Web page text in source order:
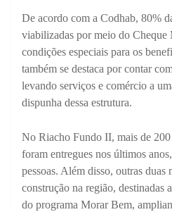
De acordo com a Codhab, 80%
viabilizadas por meio do Cheque
condições especiais para os
também se destaca por contar
levando serviços e comércio a
dispunha dessa estrutura.
No Riacho Fundo II, mais de
foram entregues nos últimos
pessoas. Além disso, outras duas
construção na região, destinadas
do programa Morar Bem,